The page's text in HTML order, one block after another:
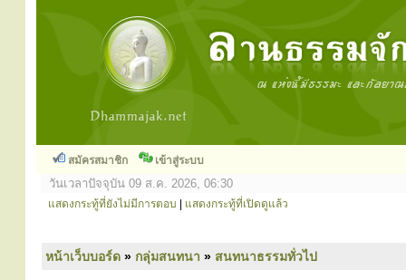
สมัครสมาชิก เข้าสู่ระบบ
วันเวลาปัจจุบัน 09 ส.ค. 2026, 06:30
แสดงกระทู้ที่ยังไม่มีการตอบ แสดงกระทู้ที่เปิดดูแล้ว
หน้าเว็บบอร์ด » กลุ่มสนทนา » สนทนาธรรมทั่วไป